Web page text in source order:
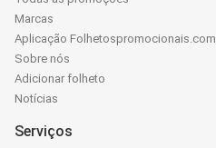
Marcas
Aplicação Folhetospromocionais.com
Sobre nós
Adicionar folheto
Notícias
Serviços